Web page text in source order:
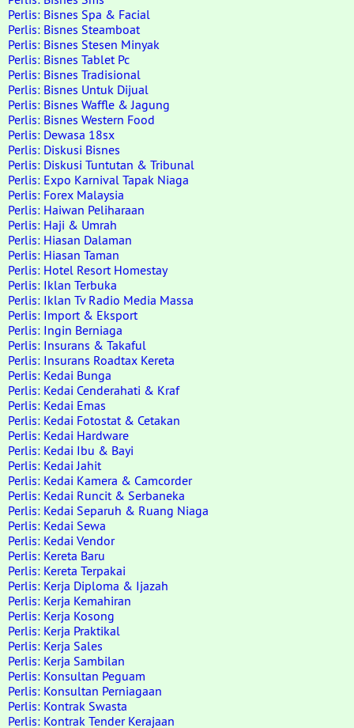
Perlis: Bisnes Spa & Facial
Perlis: Bisnes Steamboat
Perlis: Bisnes Stesen Minyak
Perlis: Bisnes Tablet Pc
Perlis: Bisnes Tradisional
Perlis: Bisnes Untuk Dijual
Perlis: Bisnes Waffle & Jagung
Perlis: Bisnes Western Food
Perlis: Dewasa 18sx
Perlis: Diskusi Bisnes
Perlis: Diskusi Tuntutan & Tribunal
Perlis: Expo Karnival Tapak Niaga
Perlis: Forex Malaysia
Perlis: Haiwan Peliharaan
Perlis: Haji & Umrah
Perlis: Hiasan Dalaman
Perlis: Hiasan Taman
Perlis: Hotel Resort Homestay
Perlis: Iklan Terbuka
Perlis: Iklan Tv Radio Media Massa
Perlis: Import & Eksport
Perlis: Ingin Berniaga
Perlis: Insurans & Takaful
Perlis: Insurans Roadtax Kereta
Perlis: Kedai Bunga
Perlis: Kedai Cenderahati & Kraf
Perlis: Kedai Emas
Perlis: Kedai Fotostat & Cetakan
Perlis: Kedai Hardware
Perlis: Kedai Ibu & Bayi
Perlis: Kedai Jahit
Perlis: Kedai Kamera & Camcorder
Perlis: Kedai Runcit & Serbaneka
Perlis: Kedai Separuh & Ruang Niaga
Perlis: Kedai Sewa
Perlis: Kedai Vendor
Perlis: Kereta Baru
Perlis: Kereta Terpakai
Perlis: Kerja Diploma & Ijazah
Perlis: Kerja Kemahiran
Perlis: Kerja Kosong
Perlis: Kerja Praktikal
Perlis: Kerja Sales
Perlis: Kerja Sambilan
Perlis: Konsultan Peguam
Perlis: Konsultan Perniagaan
Perlis: Kontrak Swasta
Perlis: Kontrak Tender Kerajaan